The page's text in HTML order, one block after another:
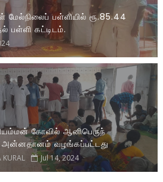
மேல்நிலைப் பள்ளியில் ரூ.85.44
பள்ளி கட்டிடம்.
கோவில் ஆனிபெருந்
அன்னதானம் வழங்கப்பட்டது
KURAL Jul 14, 2024